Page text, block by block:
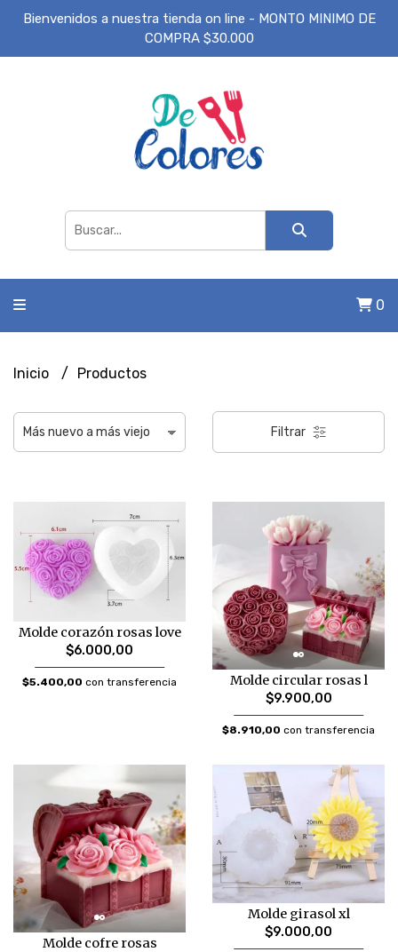
Bienvenidos a nuestra tienda on line - MONTO MINIMO DE
COMPRA $30.000
0
Inicio Productos
Filtrar
Molde corazón rosas love
$6.000,00
$5.400,00 con transferencia Molde circular rosas l
$9.900,00
$8.910,00 con transferencia
Molde cofre rosas
Molde girasol xl
$9.000,00